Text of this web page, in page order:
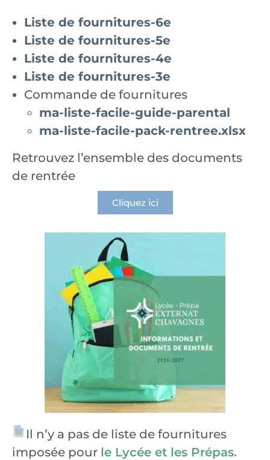
Liste de fournitures-6e
Liste de fournitures-5e
Liste de fournitures-4e
Liste de fournitures-3e
Commande de fournitures
ma-liste-facile-guide-parental
ma-liste-facile-pack-rentree.xlsx
Retrouvez l’ensemble des documents
de rentrée
Cliquez ici
Il n’y a pas de liste de fournitures
imposée pour le Lycée et les Prépas.